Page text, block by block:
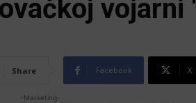
vojarni
Share Facebook X
-Marketing-